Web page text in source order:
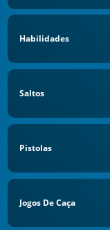
Habilidades
Saltos
Pistolas
Jogos De Caça